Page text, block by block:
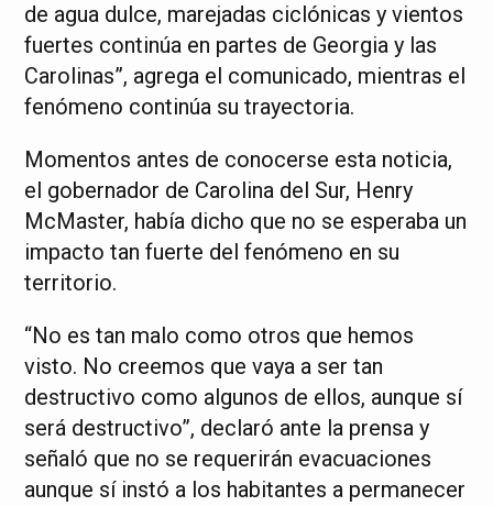
de agua dulce, marejadas ciclónicas y vientos
fuertes continúa en partes de Georgia y las
Carolinas”, agrega el comunicado, mientras el
fenómeno continúa su trayectoria.
Momentos antes de conocerse esta noticia,
el gobernador de Carolina del Sur, Henry
McMaster, había dicho que no se esperaba un
impacto tan fuerte del fenómeno en su
territorio.
“No es tan malo como otros que hemos
visto. No creemos que vaya a ser tan
destructivo como algunos de ellos, aunque sí
será destructivo”, declaró ante la prensa y
señaló que no se requerirán evacuaciones
aunque sí instó a los habitantes a permanecer